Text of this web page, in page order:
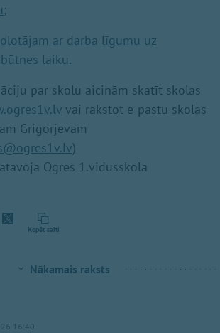
;
ar darba līgumu uz
laiku.
par skolu aicinām skatīt skolas
vai rakstot e-pastu skolas
Grigorjevam
)
Ogres 1.vidusskola
Kopēt saiti
Nākamais raksts
16:40